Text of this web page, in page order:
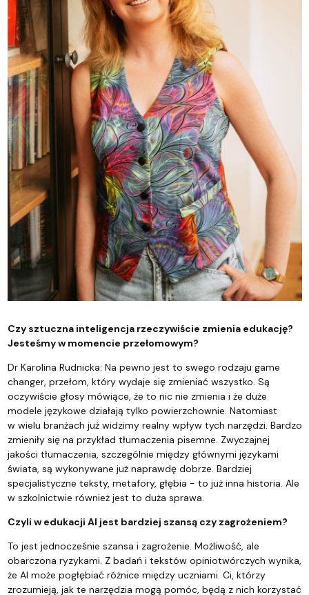
Czy sztuczna inteligencja rzeczywiście zmienia edukację?
Jesteśmy w momencie przełomowym?
Dr Karolina Rudnicka: Na pewno jest to swego rodzaju game
changer, przełom, który wydaje się zmieniać wszystko. Są
oczywiście głosy mówiące, że to nic nie zmienia i że duże
modele językowe działają tylko powierzchownie. Natomiast
w wielu branżach już widzimy realny wpływ tych narzędzi. Bardzo
zmieniły się na przykład tłumaczenia pisemne. Zwyczajnej
jakości tłumaczenia, szczególnie między głównymi językami
świata, są wykonywane już naprawdę dobrze. Bardziej
specjalistyczne teksty, metafory, głębia - to już inna historia. Ale
w szkolnictwie również jest to duża sprawa.
Czyli w edukacji AI jest bardziej szansą czy zagrożeniem?
To jest jednocześnie szansa i zagrożenie. Możliwość, ale
obarczona ryzykami. Z badań i tekstów opiniotwórczych wynika,
że AI może pogłębiać różnice między uczniami. Ci, którzy
zrozumieją, jak te narzędzia mogą pomóc, będą z nich korzystać